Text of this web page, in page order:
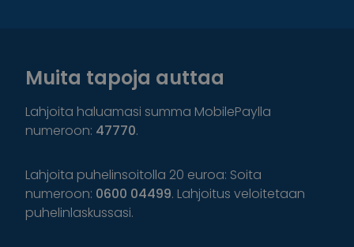
Muita tapoja auttaa
Lahjoita haluamasi summa MobilePaylla
numeroon: 47770.
Lahjoita puhelinsoitolla 20 euroa: Soita
numeroon: 0600 04499. Lahjoitus veloitetaan
puhelinlaskussasi.